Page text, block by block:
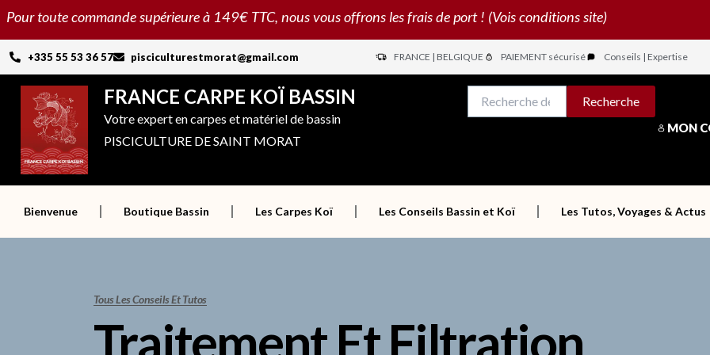
Aller
contenu
Pour toute commande supérieure à 149€ TTC, nous vous offrons les frais de port ! (Vois conditions site)
+335 55 53 36 57 pisciculturestmorat@gmail.com FRANCE | BELGIQUE PAIEMENT sécurisé Conseils | Expertise
FRANCE CARPE KOÏ BASSIN
Votre expert en carpes et matériel de bassin
PISCICULTURE DE SAINT MORAT
pour :
Recherche
MON
Bienvenue Boutique Bassin Les Carpes Koï Les Conseils Bassin et Koï Les Tutos, Voyages & Actus
Tous Les Conseils Et Tutos
Traitement Et Filtration